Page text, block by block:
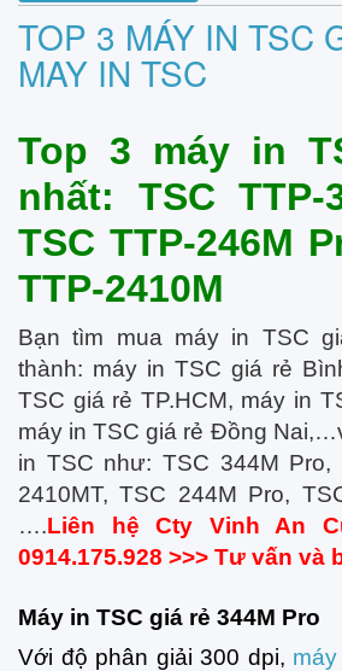
TOP 3 MÁY IN TSC
MAY IN TSC
Top 3 máy in
nhất: TSC TTP-
TSC TTP-246M
TTP-2410M
Bạn tìm mua máy in TSC
thành: máy in TSC giá rẻ
TSC giá rẻ TP.HCM, máy in
máy in TSC giá rẻ Đồng
in TSC như: TSC 344M Pro,
2410MT, TSC 244M Pro,
….Liên hệ Cty Vinh An
0914.175.928 >>> Tư vấn và
Máy in TSC giá rẻ 344M Pro
Với độ phân giải 300 dpi,